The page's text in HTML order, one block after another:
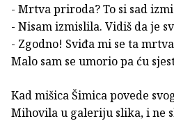
- Mrtva priroda? To si sad
- Nisam izmislila. Vidiš da je
- Zgodno! Sviđa mi se ta
Malo sam se umorio pa ću
Kad mišica Šimica povede
Mihovila u galeriju slika, i ne